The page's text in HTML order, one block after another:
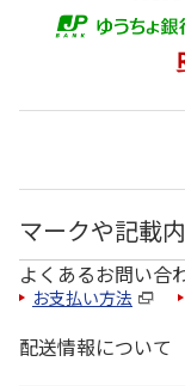
マークや記載
よくあるお問い合
お支払い方法
配送情報について